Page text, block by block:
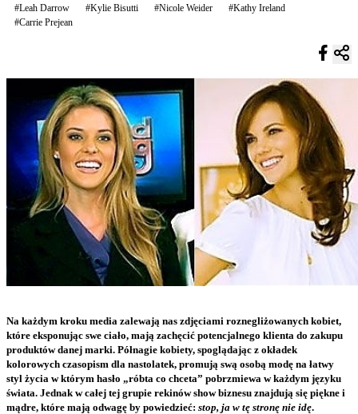
#Leah Darrow
#Kylie Bisutti #Nicole Weider
#Kathy Ireland
#Carrie Prejean
Na każdym kroku media zalewają nas zdjęciami roznegliżowanych kobiet,
które eksponując swe ciało, mają zachęcić potencjalnego klienta do zakupu
produktów danej marki. Półnagie kobiety, spoglądając z okładek
kolorowych czasopism dla nastolatek, promują swą osobą modę na łatwy
styl życia w którym hasło „róbta co chceta” pobrzmiewa w każdym języku
świata. Jednak w całej tej grupie rekinów show biznesu znajdują się piękne i
mądre, które mają odwagę by powiedzieć: stop, ja w tę stronę nie idę.